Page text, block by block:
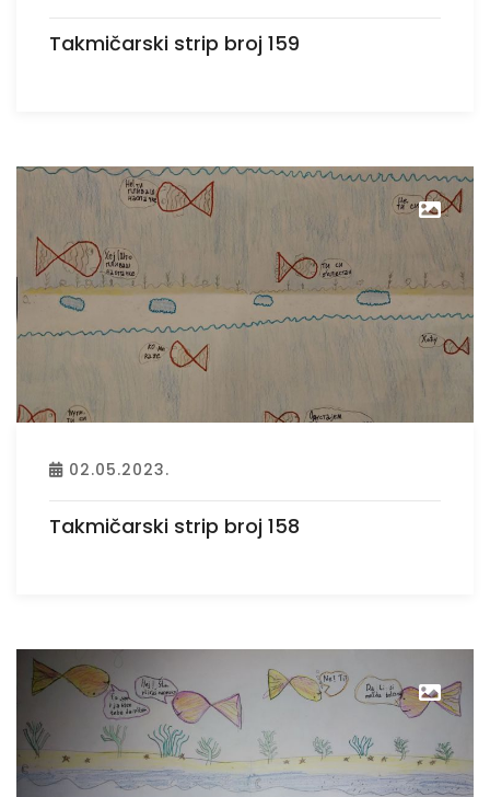
Takmičarski strip broj 159
02.05.2023.
Takmičarski strip broj 158